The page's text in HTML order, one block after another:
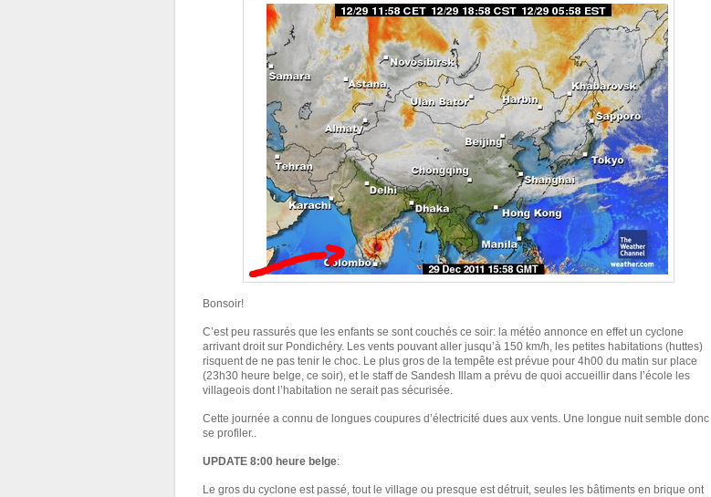
Bonsoir!
C’est peu rassurés que les enfants se sont couchés ce soir: la météo annonce en effet un cyclone
arrivant droit sur Pondichéry. Les vents pouvant aller jusqu’à 150 km/h, les petites habitations (huttes)
risquent de ne pas tenir le choc. Le plus gros de la tempête est prévue pour 4h00 du matin sur place
(23h30 heure belge, ce soir), et le staff de Sandesh Illam a prévu de quoi accueillir dans l’école les
villageois dont l’habitation ne serait pas sécurisée.
Cette journée a connu de longues coupures d’électricité dues aux vents. Une longue nuit semble donc
se profiler..
UPDATE 8:00 heure belge:
Le gros du cyclone est passé, tout le village ou presque est détruit, seules les bâtiments en brique ont